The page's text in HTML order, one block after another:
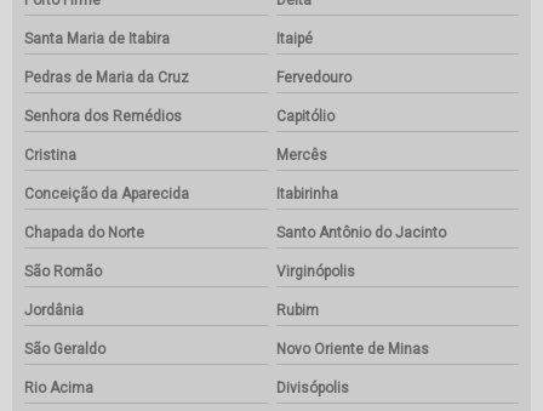
Santa Maria de Itabira Itaipé
Pedras de Maria da Cruz Fervedouro
Senhora dos Remédios Capitólio
Cristina Mercês
Conceição da Aparecida Itabirinha
Chapada do Norte Santo Antônio do Jacinto
São Romão Virginópolis
Jordânia Rubim
São Geraldo Novo Oriente de Minas
Rio Acima Divisópolis